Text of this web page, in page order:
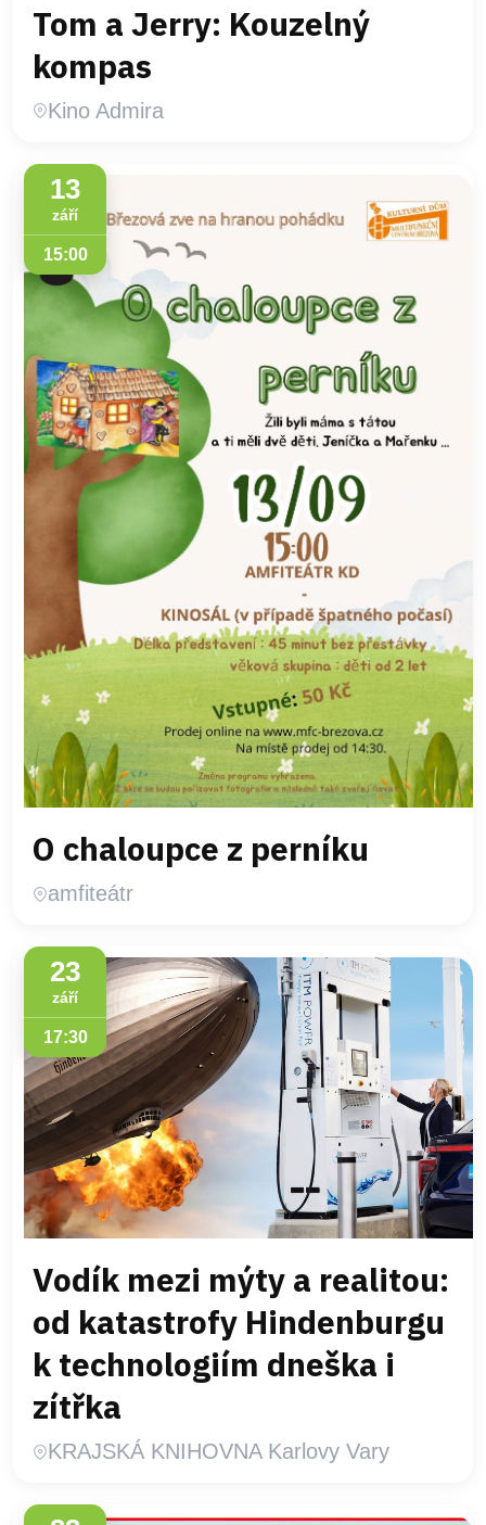
Tom a Jerry: Kouzelný
kompas
Kino Admira
13
září
15:00
O chaloupce z perníku
amfiteátr
23
září
17:30
Vodík mezi mýty a realitou:
od katastrofy Hindenburgu
k technologiím dneška i
zítřka
KRAJSKÁ KNIHOVNA Karlovy Vary